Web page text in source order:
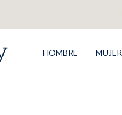
HOMBRE MUJER